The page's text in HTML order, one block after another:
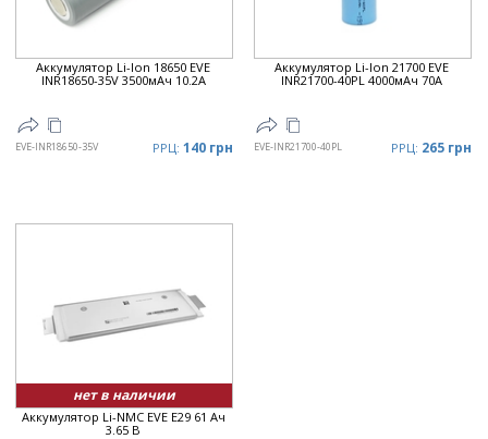
Аккумулятор Li-Ion 18650 EVE
INR18650-35V 3500мАч 10.2А
EVE-INR18650-35V РРЦ: 140 грн
Аккумулятор Li-Ion 21700 EVE
INR21700-40PL 4000мАч 70А
EVE-INR21700-40PL РРЦ: 265 грн
нет в наличии
Аккумулятор Li-NMC EVE E29 61 Ач
3.65 В